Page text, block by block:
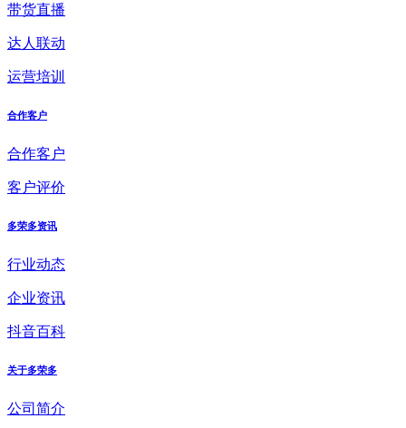
带货直播
达人联动
运营培训
合作客户
合作客户
客户评价
多荣多资讯
行业动态
企业资讯
抖音百科
关于多荣多
公司简介